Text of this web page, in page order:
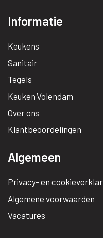
Informatie
Keukens
Sanitair
Tegels
Keuken Volendam
Over ons
Klantbeoordelingen
Algemeen
Privacy- en
Algemene voorwaarden
Vacatures